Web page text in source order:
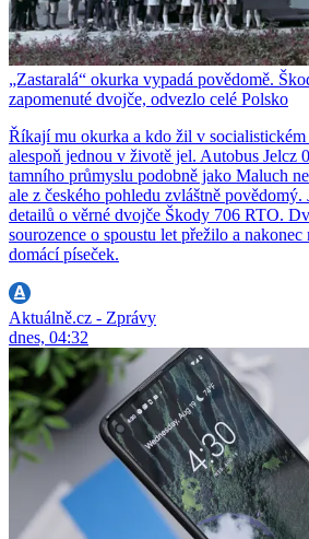
„Zastaralá“ okurka vypadá povědomě.
zapomenuté dvojče, odvezlo celé Polsko
Říkají mu okurka a kdo žil v socialistickém
alespoň jednou v životě jel. Autobus Jelcz
tamního průmyslu podobně jako Maluch
ale z českého pohledu zvláštně povědomý.
detailů o věrné dvojče Škody 706 RTO.
sourozence o spoustu let přežilo a
domácí píseček.
Aktuálně.cz - Zprávy
dnes, 04:32